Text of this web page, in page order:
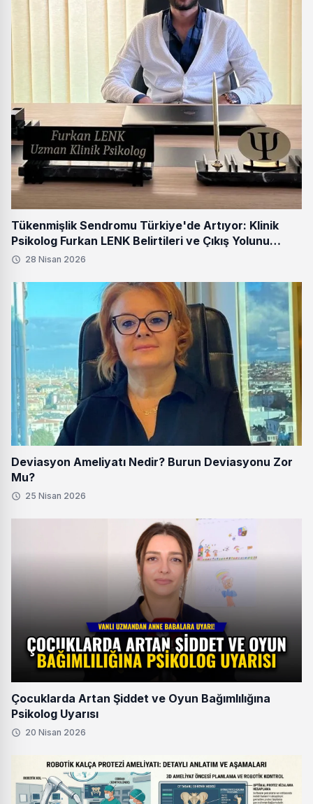
Tükenmişlik Sendromu Türkiye'de Artıyor: Klinik
Psikolog Furkan LENK Belirtileri ve Çıkış Yolunu
Anlattı
28 Nisan 2026
Deviasyon Ameliyatı Nedir? Burun Deviasyonu Zor
Mu?
25 Nisan 2026
Çocuklarda Artan Şiddet ve Oyun Bağımlılığına
Psikolog Uyarısı
20 Nisan 2026